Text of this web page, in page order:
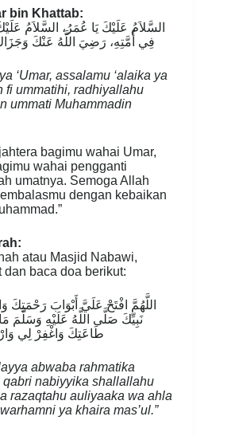
bin Khattab:
السَّلاَمُ عَلَيْكَ يَا عُمَرُ، السَّلاَمُ
فِي أُمَّتِهِ، رَضِيَ اللَّهُ عَنْكَ
‘Umar, assalamu ‘alaika ya
fi ummatihi, radhiyallahu
ummati Muhammadin
bagimu wahai Umar,
wahai pengganti
umatnya. Semoga Allah
dengan kebaikan
atau Masjid Nabawi,
baca doa berikut:
اللَّهُمَّ افْتَحْ عَلَيَّ أَبْوَابَ رَحْمَتِكَ
نَبِيِّكَ صَلَّى اللَّهُ عَلَيْهِ وَسَلَّمَ
طَاعَتِكَ وَاغْفِرْ لِي
abwaba rahmatika
nabiyyika shallallahu
razaqtahu auliyaaka wa ahla
ya khaira mas’ul.”